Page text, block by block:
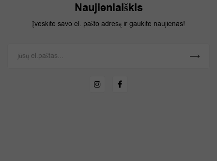
Naujienlaiškis
Įveskite savo el. pašto adresą ir gaukite naujienas!